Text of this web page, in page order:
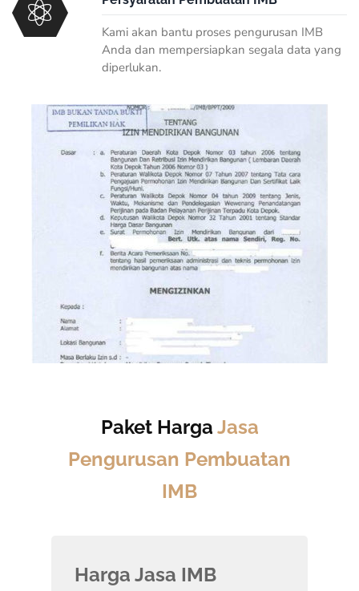
Kami akan bantu proses pengurusan IMB
Anda dan mempersiapkan segala data yang
diperlukan.
Paket Harga Jasa
Pengurusan Pembuatan
IMB
Harga Jasa IMB